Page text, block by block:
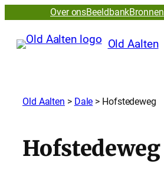
Over onsBeeldbankBronnen
Old Aalten
Old Aalten > Dale > Hofstedeweg
Hofstedeweg